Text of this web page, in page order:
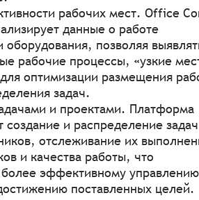
рабочих мест. Office
данные о работе
оборудования, позволяя
рабочие процессы, «узкие
оптимизации размещения
задач.
и проектами. Платформа
создание и распределение задач
отслеживание их
и качества работы, что
более эффективному управлению
поставленных целей.